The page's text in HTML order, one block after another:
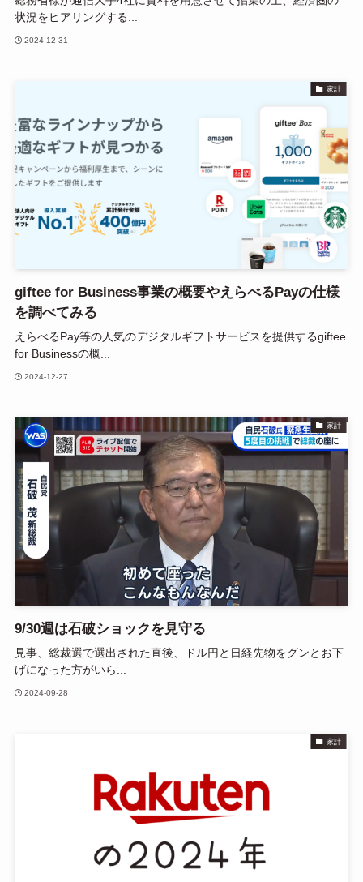
状況をヒアリングする...
2024-12-31
家計
giftee for Business事業の概要やえらべるPayの仕様
を調べてみる
えらべるPay等の人気のデジタルギフトサービスを提供するgiftee
for Businessの概...
2024-12-27
家計
9/30週は石破ショックを見守る
見事、総裁選で選出された直後、ドル円と日経先物をグンとお下
げになった方がいら...
2024-09-28
家計